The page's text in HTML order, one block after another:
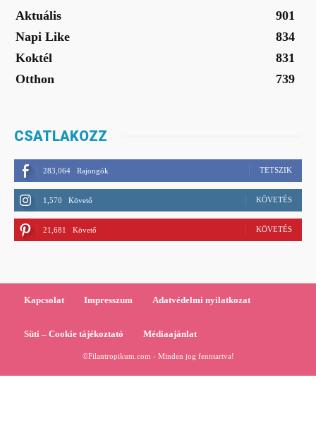
Aktuális
901
Napi Like
834
Koktél
831
Otthon
739
CSATLAKOZZ
283,064 Rajongók TETSZIK
1,570 Követő KÖVETÉS
21,681 Követő KÖVETÉS
Kapcsolat Impresszum Adatvédelmi nyilatkozat
Süti – Cookie tájékoztató Médiaajánlat
©Filantropikum.com - Minden jog fenntartva!